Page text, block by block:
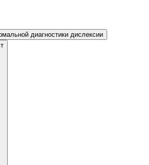
диагностики дислексии